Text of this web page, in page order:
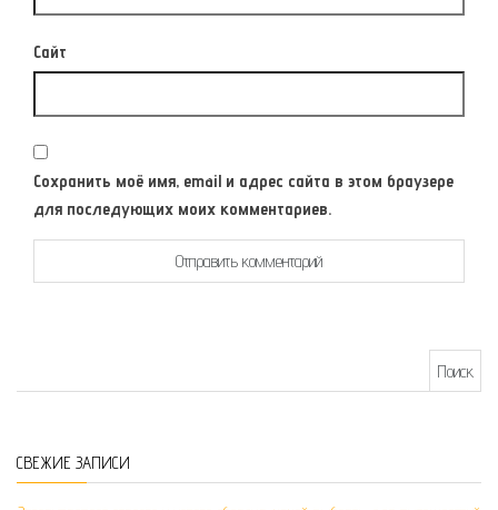
Сайт
Сохранить моё имя, email и адрес сайта в этом браузере
для последующих моих комментариев.
СВЕЖИЕ ЗАПИСИ